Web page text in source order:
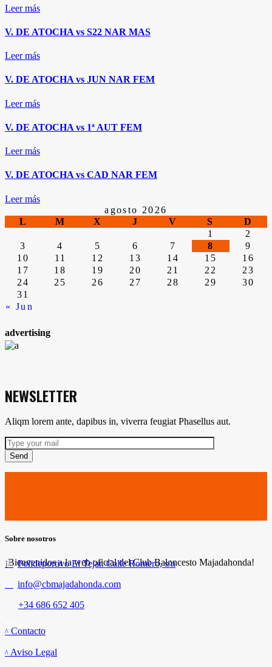
Leer más
V. DE ATOCHA vs S22 NAR MAS
Leer más
V. DE ATOCHA vs JUN NAR FEM
Leer más
V. DE ATOCHA vs 1ª AUT FEM
Leer más
V. DE ATOCHA vs CAD NAR FEM
Leer más
agosto 2026
L
M X J V S D
« Jun
1
2
3
4 5 6 7 8
9
10
11 12 13 14 15
16
17
18 19 20 21 22
23
24
25 26 27 28 29
30
31
advertising
NEWSLETTER
Aliqm lorem ante, dapibus in, viverra feugiat Phasellus aut.
Send
Sobre nosotros
¡Bienvenidos a la web oficial del Club Baloncesto Majadahonda!
Polideportivo El Tejar. Calle Romero, s/n
info@cbmajadahonda.com
+34 686 652 405
Contacto
Aviso Legal